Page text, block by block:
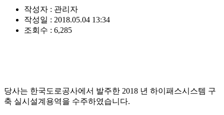
작성자 : 관리자
작성일 : 2018.05.04 13:34
조회수 : 6,285
당사는 한국도로공사에서 발주한 2018 년 하이패스시스템 구
축 실시설계용역을 수주하였습니다.